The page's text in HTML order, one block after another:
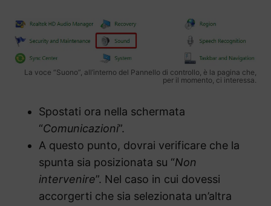
La voce “Suono”, all’interno del Pannello di controllo, è la pagina che,
per il momento, ci interessa.
Spostati ora nella schermata
“Comunicazioni”.
A questo punto, dovrai verificare che la
spunta sia posizionata su “Non
intervenire”. Nel caso in cui dovessi
accorgerti che sia selezionata un’altra